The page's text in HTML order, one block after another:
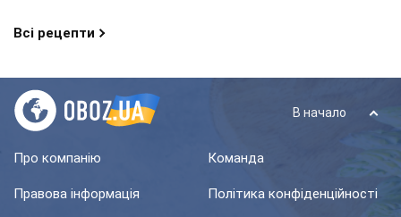
Всі рецепти
В начало
Про компанію Команда
Правова інформація Політика конфіденційності